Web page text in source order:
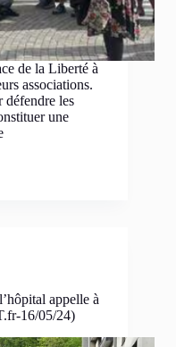
de la Liberté à
associations.
défendre les
une
appelle à
16/05/24)